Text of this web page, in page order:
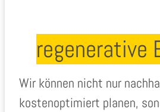
regenerative
Wir können nicht nur
kostenoptimiert planen,